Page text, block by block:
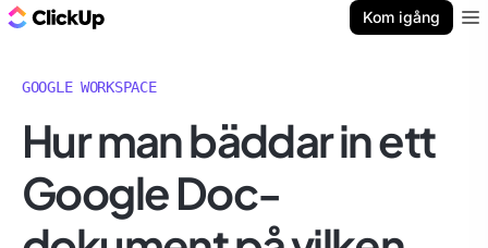
Kom igång
GOOGLE WORKSPACE
Hur man bäddar in ett
Google Doc-